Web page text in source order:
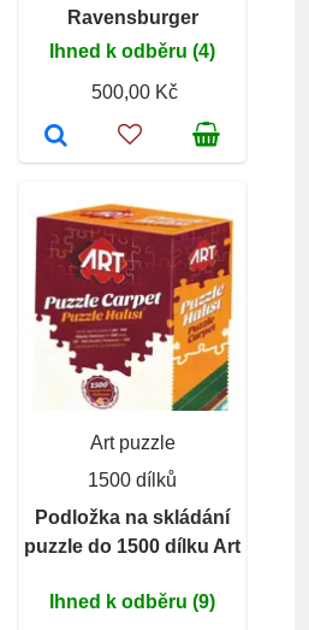
Ravensburger
Ihned k odběru (4)
500,00 Kč
Art puzzle
1500 dílků
Podložka na skládání
puzzle do 1500 dílku Art
Ihned k odběru (9)